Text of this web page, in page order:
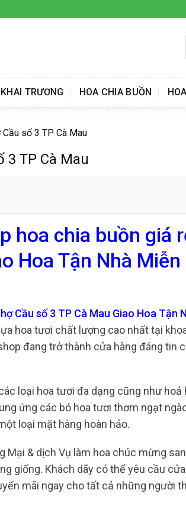
TRƯƠNG HOA CHIA BUỒN
số 3 TP Cà Mau
3 TP Cà Mau
hoa chia buồn giá
Hoa Tận Nhà Miễn
Cầu số 3 TP Cà Mau Giao Hoa Tận
hoa tươi chất lượng cao nhất tại
đang trở thành cửa hàng đáng tin
loại hoa tươi đa dạng cũng như hoả
ứng các bó hoa tươi thơm ngạt
loại mặt hàng hoàn hảo.
& dịch Vụ làm hoa chúc mừng
giống. Khách dãy có thể yêu cầu
mãi ngay cho tất cả những người